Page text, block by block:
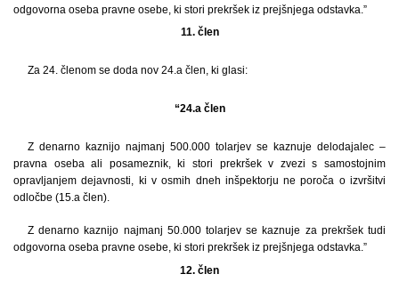
odgovorna oseba pravne osebe, ki stori prekršek iz prejšnjega odstavka.”
11. člen
Za 24. členom se doda nov 24.a člen, ki glasi:
“24.a člen
Z denarno kaznijo najmanj 500.000 tolarjev se kaznuje delodajalec –
pravna oseba ali posameznik, ki stori prekršek v zvezi s samostojnim
opravljanjem dejavnosti, ki v osmih dneh inšpektorju ne poroča o izvršitvi
odločbe (15.a člen).
Z denarno kaznijo najmanj 50.000 tolarjev se kaznuje za prekršek tudi
odgovorna oseba pravne osebe, ki stori prekršek iz prejšnjega odstavka.”
12. člen